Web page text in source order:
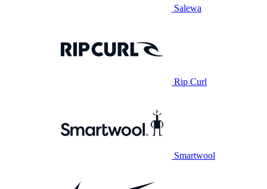
Salewa
Rip Curl
Smartwool